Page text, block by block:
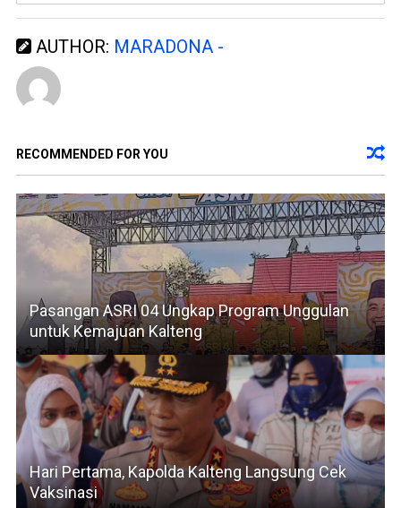
AUTHOR: MARADONA -
RECOMMENDED FOR YOU
Pasangan ASRI 04 Ungkap Program Unggulan
untuk Kemajuan Kalteng
Hari Pertama, Kapolda Kalteng Langsung Cek
Vaksinasi